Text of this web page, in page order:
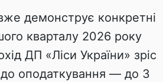
демонструє конкретні
кварталу 2026 року
ДП «Ліси України» зріс
оподаткування — до 3